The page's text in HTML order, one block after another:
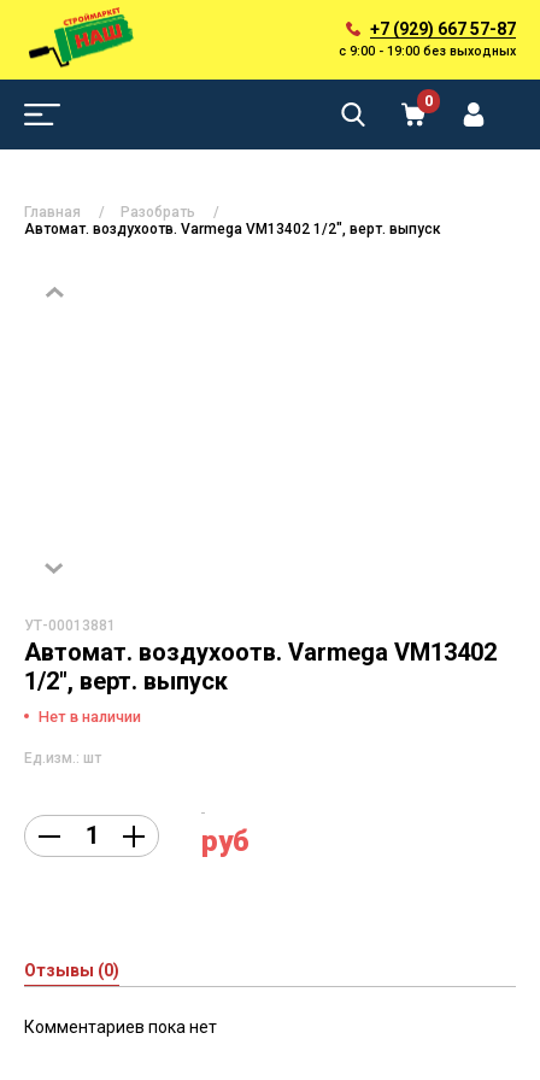
+7 (929) 667 57-87
с 9:00 - 19:00 без выходных
0
Главная
Разобрать
Автомат. воздухоотв. Varmega VM13402 1/2", верт. выпуск
УТ-00013881
Автомат. воздухоотв. Varmega VM13402
1/2", верт. выпуск
Нет в наличии
Ед.изм.: шт
руб
Отзывы (0)
Комментариев пока нет